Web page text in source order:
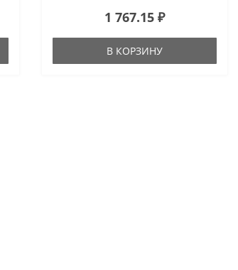
F22+HI3518E, оболочка XMEYE,
освещенность..
1 767.15 ₽
В КОРЗИНУ